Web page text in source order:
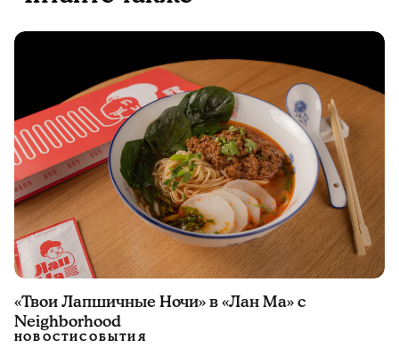
«Твои Лапшичные Ночи» в «Лан Ма» с
Neighborhood
НОВОСТИСОБЫТИЯ